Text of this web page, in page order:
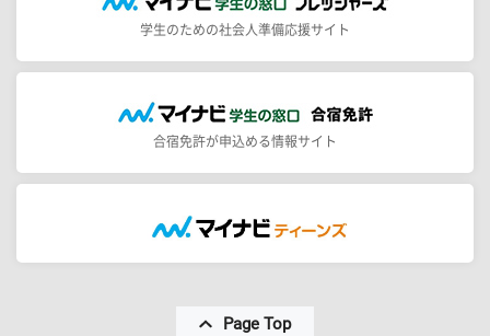
学生のための社会人準備応援サイト
合宿免許が申込める情報サイト
Page Top